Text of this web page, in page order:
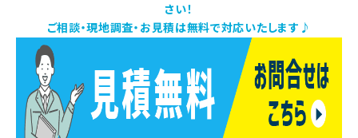
さい！
ご相談・現地調査・お見積は無料で対応いたします♪